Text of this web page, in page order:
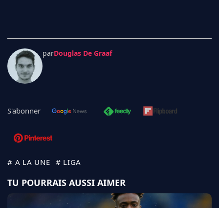
parDouglas De Graaf
S'abonner
# A LA UNE # LIGA
TU POURRAIS AUSSI AIMER